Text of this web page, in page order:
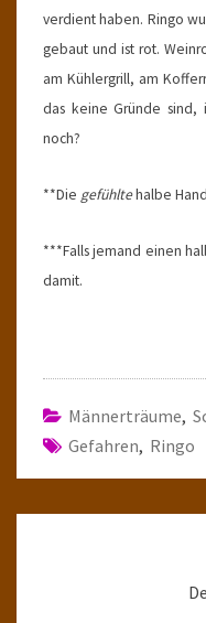
verdient haben. Ringo
gebaut und ist rot.
am Kühlergrill, am
das keine Gründe sind,
noch?
**Die gefühltehalbe
***Falls jemand einen
damit.
Männerträume,
Gefahren, Ringo